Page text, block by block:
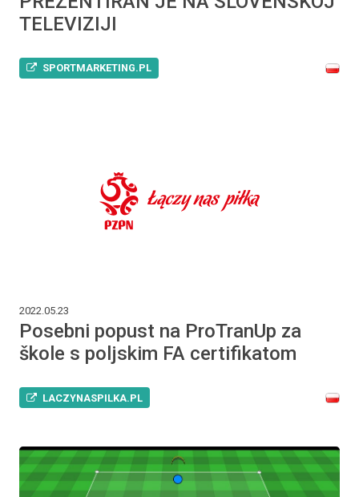
TELEVIZIJI
SPORTMARKETING.PL
2022.05.23
Posebni popust na ProTranUp za
škole s poljskim FA certifikatom
LACZYNASPILKA.PL